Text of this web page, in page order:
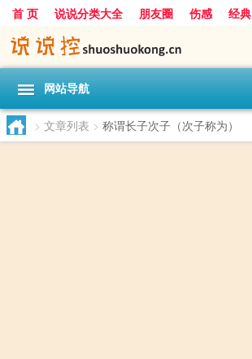
首 页 说说分类大全 朋友圈 伤感 经典
励志
爱情 搞笑
网站导航
> 文章列表 > 称谓长子次子（次子称为）